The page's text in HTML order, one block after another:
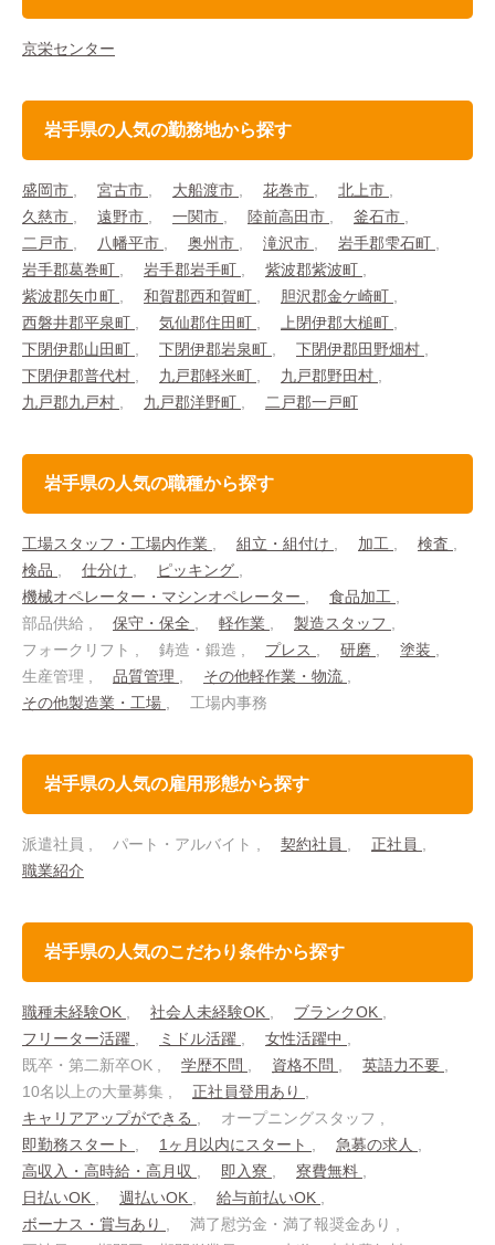
京栄センター
岩手県の人気の勤務地から探す
盛岡市 宮古市 大船渡市 花巻市
北上市
久慈市
遠野市 一関市 陸前高田市
釜石市
二戸市
八幡平市 奥州市 滝沢市
岩手郡雫石町
岩手郡葛巻町
岩手郡岩手町
紫波郡紫波町
紫波郡矢巾町
和賀郡西和賀町
胆沢郡金ケ崎町
西磐井郡平泉町
気仙郡住田町
上閉伊郡大槌町
下閉伊郡山田町
下閉伊郡岩泉町
下閉伊郡田野畑村
下閉伊郡普代村
九戸郡軽米町
九戸郡野田村
九戸郡九戸村
九戸郡洋野町 二戸郡一戸町
岩手県の人気の職種から探す
工場スタッフ・工場内作業 組立・組付け 加工
検査
検品
仕分け
ピッキング
機械オペレーター・マシンオペレーター
食品加工
部品供給
保守・保全 軽作業
製造スタッフ
フォークリフト
鋳造・鍛造 プレス 研磨
塗装
生産管理
品質管理
その他軽作業・物流
その他製造業・工場
工場内事務
岩手県の人気の雇用形態から探す
派遣社員 パート・アルバイト 契約社員
正社員
職業紹介
岩手県の人気のこだわり条件から探す
職種未経験OK 社会人未経験OK
ブランクOK
フリーター活躍
ミドル活躍
女性活躍中
既卒・第二新卒OK
学歴不問 資格不問
英語力不要
10名以上の大量募集
正社員登用あり
キャリアアップができる
オープニングスタッフ
即勤務スタート
1ヶ月以内にスタート
急募の求人
高収入・高時給・高月収
即入寮
寮費無料
日払いOK
週払いOK
給与前払いOK
ボーナス・賞与あり
満了慰労金・満了報奨金あり